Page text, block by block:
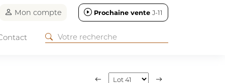
Mon compte Prochaine vente J-11